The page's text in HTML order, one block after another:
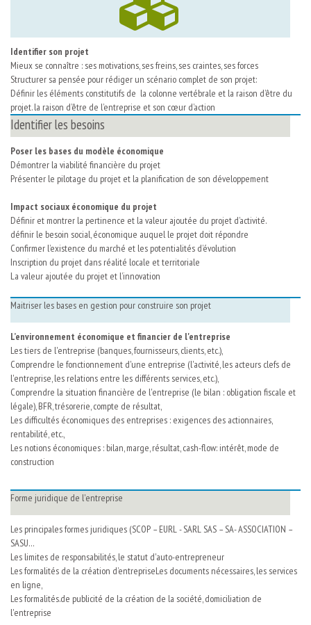
Identifier son projet
Mieux se connaître : ses motivations, ses freins, ses craintes, ses forces
Structurer sa pensée pour rédiger un scénario complet de son projet:
Définir les éléments constitutifs de la colonne vertébrale et la raison d’être du
projet. la raison d’être de l’entreprise et son cœur d’action
Identifier les besoins
Poser les bases du modèle économique
Démontrer la viabilité financière du projet
Présenter le pilotage du projet et la planification de son développement
Impact sociaux économique du projet
Définir et montrer la pertinence et la valeur ajoutée du projet d’activité.
définir le besoin social, économique auquel le projet doit répondre
Confirmer l’existence du marché et les potentialités d’évolution
Inscription du projet dans réalité locale et territoriale
La valeur ajoutée du projet et l’innovation
Maitriser les bases en gestion pour construire son projet
L’environnement économique et financier de l'entreprise
Les tiers de l'entreprise (banques, fournisseurs, clients, etc.),
Comprendre le fonctionnement d'une entreprise (l'activité, les acteurs clefs de
l'entreprise, les relations entre les différents services, etc.),
Comprendre la situation financière de l'entreprise (le bilan : obligation fiscale et
légale), BFR, trésorerie, compte de résultat,
Les difficultés économiques des entreprises : exigences des actionnaires,
rentabilité, etc.,
Les notions économiques : bilan, marge, résultat, cash-flow: intérêt, mode de
construction
Forme juridique de l'entreprise
Les principales formes juridiques (SCOP – EURL - SARL SAS – SA- ASSOCIATION –
SASU…
Les limites de responsabilités, le statut d'auto-entrepreneur
Les formalités de la création d’entrepriseLes documents nécessaires, les services
en ligne,
Les formalités.de publicité de la création de la société, domiciliation de
l'entreprise